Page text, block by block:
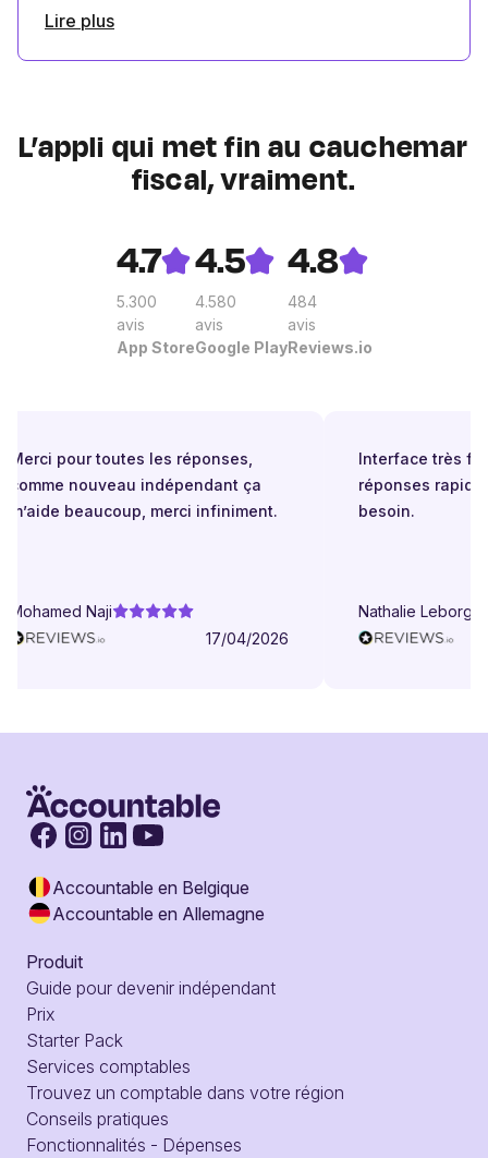
Lire plus
L’appli qui met fin au cauchemar
fiscal, vraiment.
4.7
5.300
avis
App Store
4.5
4.580
avis
Google Play
4.8
484
avis
Reviews.io
Merci pour toutes les réponses,
comme nouveau indépendant ça
m’aide beaucoup, merci infiniment.
Mohamed Naji
17/04/2026
Interface très
réponses
besoin.
Nathalie Leborgne
Accountable en Belgique
Accountable en Allemagne
Produit
Guide pour devenir indépendant
Prix
Starter Pack
Services comptables
Trouvez un comptable dans votre région
Conseils pratiques
Fonctionnalités - Dépenses